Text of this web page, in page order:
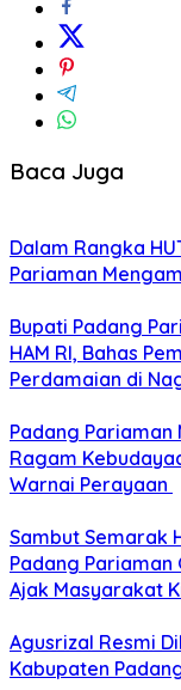
Baca Juga
Dalam Rangka
Pariaman
Bupati Padang
HAM RI, Bahas
Perdamaian di
Padang Pariaman
Ragam
Warnai Perayaan ‎
Sambut Semarak
Padang
Ajak Masyarakat
Agusrizal Resmi
Kabupaten